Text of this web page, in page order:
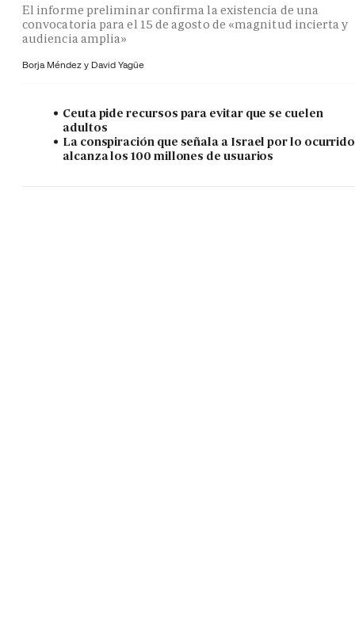
El informe preliminar confirma la existencia de una
convocatoria para el 15 de agosto de «magnitud incierta y
audiencia amplia»
Borja Méndez y David Yagüe
Ceuta pide recursos para evitar que se cuelen
adultos
La conspiración que señala a Israel por lo ocurrido
alcanza los 100 millones de usuarios